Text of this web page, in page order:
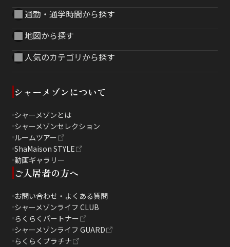
通勤・通学時間から探す
地図から探す
人気のカテゴリから探す
シャーメゾンについて
シャーメゾンとは
シャーメゾンセレクション
ルームツアー
ShaMaison STYLE
動画ギャラリー
ご入居者の方へ
お問い合わせ・よくある質問
シャーメゾンライフ CLUB
らくらくパートナー
シャーメゾンライフ GUARD
らくらくプラチナ